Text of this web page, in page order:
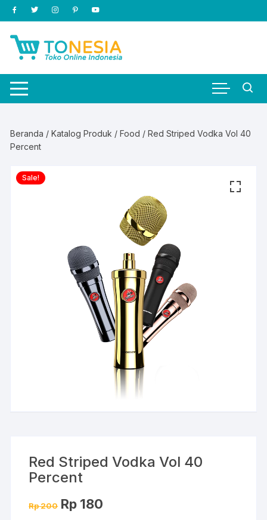
Skip
to
content
Beranda /Katalog Produk /Food / Red Striped Vodka Vol 40
Percent
Sale!
Red Striped Vodka Vol 40
Percent
Rp200 Harga
aslinya
Rp 180